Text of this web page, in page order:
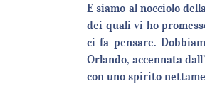
E siamo al nocciolo
dei quali vi ho
ci fa pensare.
Orlando, accennata
con uno spirito